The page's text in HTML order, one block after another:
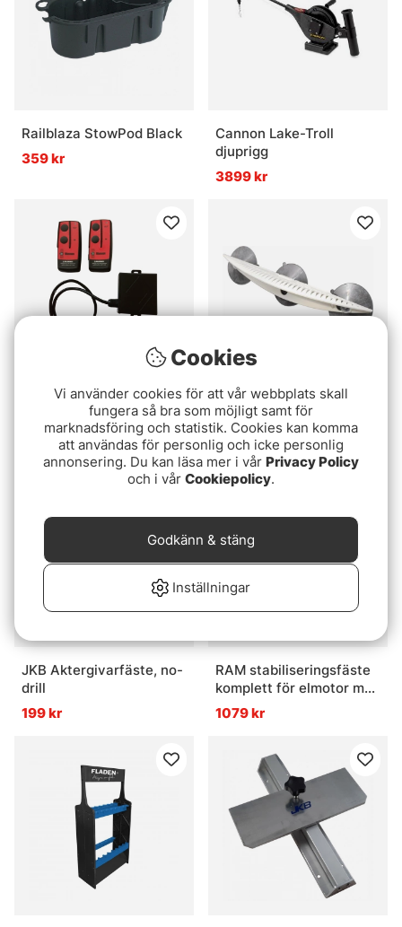
Railblaza StowPod Black
359 kr
Cannon Lake-Troll
djuprigg
3899 kr
Warrior Winches Trådlös
Fjärrkontroll, Standard
4-pin 12/24V Plug & Play
565 kr
Betesrack med
sugproppar 30 cm
119 kr
JKB Aktergivarfäste, no-
drill
199 kr
RAM stabiliseringsfäste
komplett för elmotor med
C-kula
1079 kr
Cookies
Vi använder cookies för att vår webbplats skall
fungera så bra som möjligt samt för
marknadsföring och statistik. Cookies kan komma
att användas för personlig och icke personlig
annonsering. Du kan läsa mer i vår Privacy Policy
och i vår Cookiepolicy.
Inställningar
Godkänn & stäng